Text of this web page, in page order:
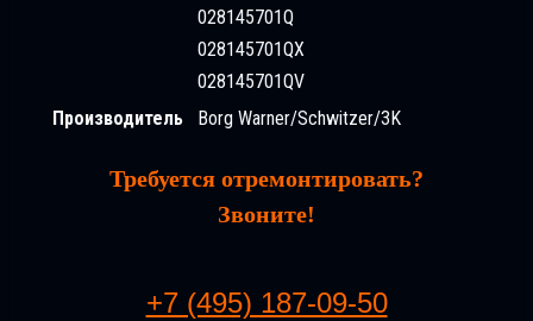
028145701Q
028145701QX
028145701QV
Производитель
Borg Warner/Schwitzer/3K
Требуется отремонтировать?
Звоните!
+7 (495) 187-09-50